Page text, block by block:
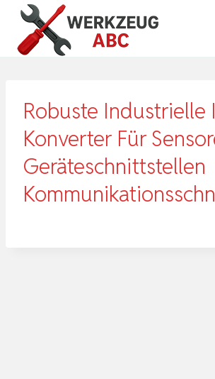
Zum
Inhalt
springen
Robuste Industrielle
Konverter Für
Geräteschnittstellen